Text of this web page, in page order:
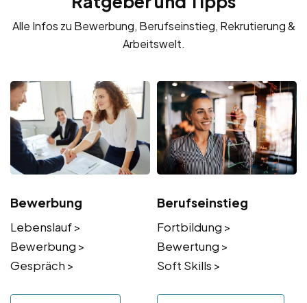
Alle Infos zu Bewerbung, Berufseinstieg, Rekrutierung &
Arbeitswelt.
Bewerbung
Lebenslauf >
Bewerbung >
Gespräch >
Berufseinstieg
Fortbildung >
Bewertung >
Soft Skills >